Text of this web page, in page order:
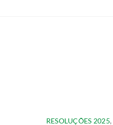
RESOLUÇÕES 2025,